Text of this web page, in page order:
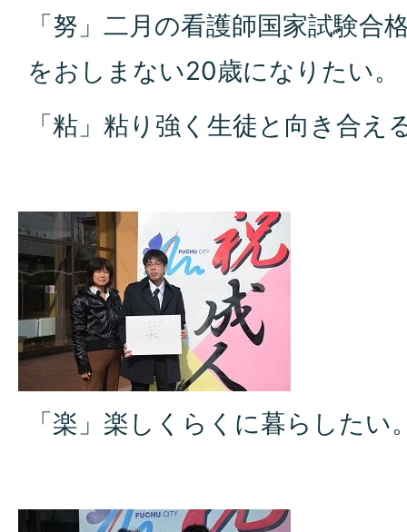
「努」二月の看護師国家試験合
をおしまない20歳になりたい。
「粘」粘り強く生徒と向き合え
「楽」楽しくらくに暮らしたい